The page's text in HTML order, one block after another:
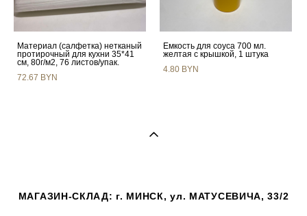
Материал (салфетка) нетканый
протирочный для кухни 35*41
см, 80г/м2, 76 листов/упак.
72.67 BYN
Емкость для соуса 700 мл.
желтая с крышкой, 1 штука
4.80 BYN
МАГАЗИН-СКЛАД: г. МИНСК, ул. МАТУСЕВИЧА, 33/2